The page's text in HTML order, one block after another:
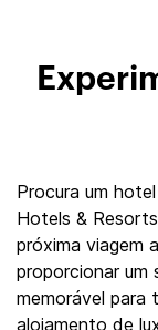
Procura um
Hotels &
próxima viagem
proporcionar um
memorável para
alojamento de